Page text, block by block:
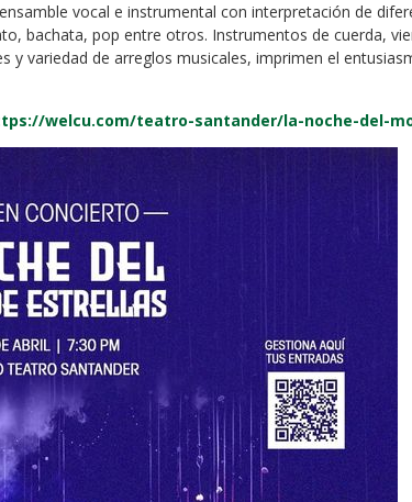
vocal e instrumental con interpretación de
bachata, pop entre otros. Instrumentos de cuerda,
y variedad de arreglos musicales, imprimen el
welcu.com/teatro-santander/la-noche-del-